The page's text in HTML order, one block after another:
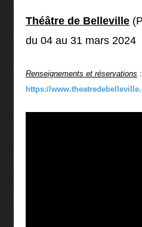
Théâtre de Belleville
du 04 au 31 mars 2024
Renseignements et réservations :
https://